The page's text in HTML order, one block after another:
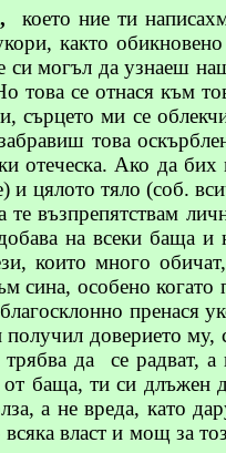
, което ние ти
както
могъл да узнаеш
това се отнася към
сърцето ми се
това
отеческа. Ако да бих
и цялото тяло (соб.
възпрепятствам
на всеки баща и
които много
сина, особено
пренася
доверието
трябва да
се радват, а
баща, ти си длъжен
а не вреда, като
власт и мощ за